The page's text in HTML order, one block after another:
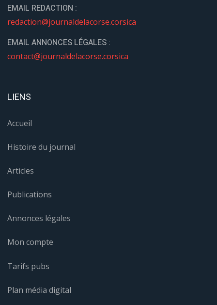
EMAIL REDACTION :
redaction@journaldelacorse.corsica
EMAIL ANNONCES LÉGALES :
contact@journaldelacorse.corsica
LIENS
Accueil
Histoire du journal
Articles
Publications
Annonces légales
Mon compte
Tarifs pubs
Plan média digital